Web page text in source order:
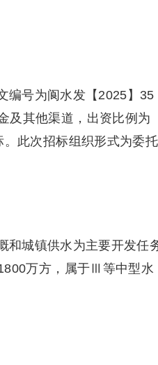
编号为阆水发【2025】35
及其他渠道，出资比例为
此次招标组织形式为委托
和城镇供水为主要开发任
万方，属于Ⅲ等中型水